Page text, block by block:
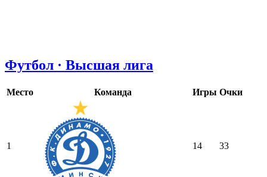
Футбол · Высшая лига
Место Команда Игры Очки
1 14 33